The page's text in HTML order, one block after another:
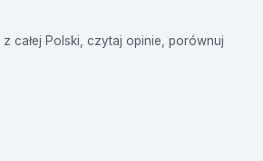
całej Polski, czytaj opinie, porównuj